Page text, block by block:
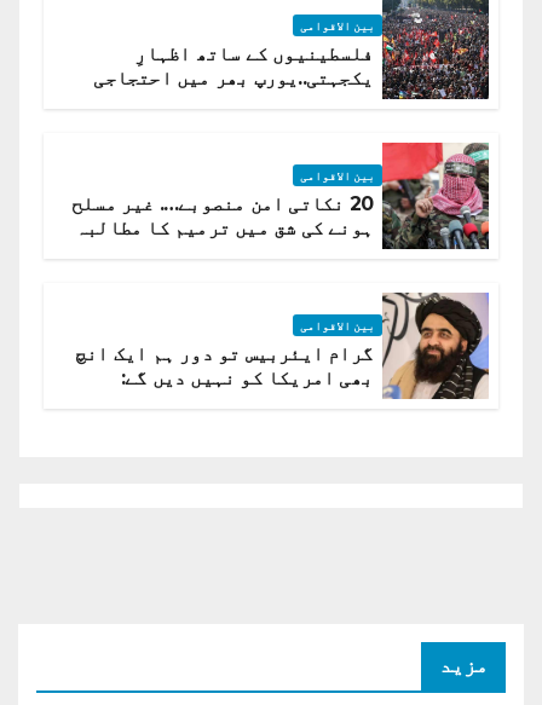
بین الاقوامی
فلسطینیوں کے ساتھ اظہارِ
یکجہتی..یورپ بھر میں احتجاجی
بین الاقوامی
20 نکاتی امن منصوبے…. غیر مسلح
ہونے کی شق میں ترمیم کا مطالبہ
بین الاقوامی
گرام ایئربیس تو دور ہم ایک انچ
بھی امریکا کو نہیں دیں گے:
مزید